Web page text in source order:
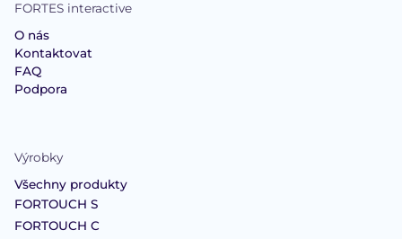
FORTES interactive
O nás
Kontaktovat
FAQ
Podpora
Výrobky
Všechny produkty
FORTOUCH S
FORTOUCH C